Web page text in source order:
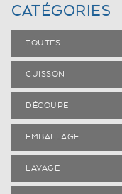
CATÉGORIES
TOUTES
CUISSON
DÉCOUPE
EMBALLAGE
LAVAGE